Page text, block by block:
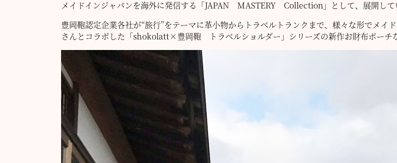
メイドインジャパンを海外に発信する「JAPAN MASTERY Collection」として、展開して
豊岡鞄認定企業各社が“旅行”をテーマに革小物からトラベルトランクまで、様々な形でメイ
さんとコラボした「shokolatt×豊岡鞄 トラベルショルダー」シリーズの新作お財布ポーチ